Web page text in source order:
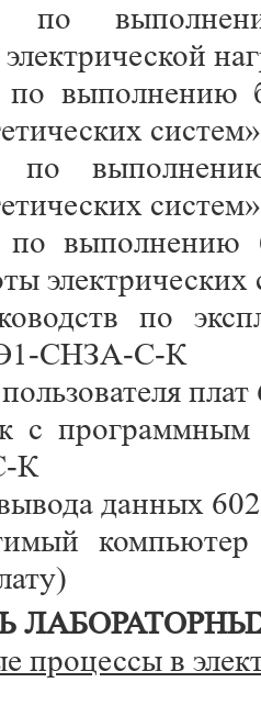
по
по выполнению
систем»
по
систем»
по выполнению
электрических
по
СНЗА-С-К
с программным
К
данных
процессы в